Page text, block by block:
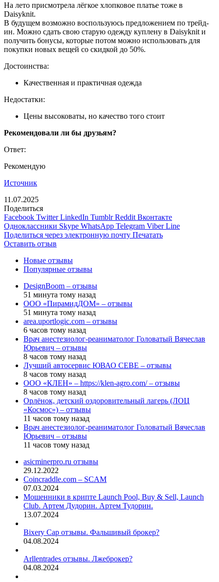
На лето присмотрела лёгкое хлопковое платье тоже в
Daisyknit.
В будущем возможно воспользуюсь предложением по трейд-
ин. Можно сдать свою старую одежду куплену в Daisyknit и
получить бонусы, которые потом можно использовать для
покупки новых вещей со скидкой до 50%.
Достоинства:
Качественная и практичная одежда
Недостатки:
Цены высоковаты, но качество того стоит
Рекомендовали ли бы друзьям?
Ответ:
Рекомендую
Источник
11.07.2025
Поделиться
Facebook Twitter LinkedIn Tumblr Reddit Вконтакте
Одноклассники Skype WhatsApp Telegram Viber Line
Поделиться через электронную почту Печатать
Оставить отзыв
Новые отзывы
Популярные отзывы
DesignBoom – отзывы
51 минута тому назад
ООО «ПирамидДОМ» – отзывы
51 минута тому назад
area.uportlogic.com – отзывы
6 часов тому назад
Врач анестезиолог-реаниматолог Головатый Вячеслав
Юрьевич – отзывы
8 часов тому назад
Лучший автосервис ЮВАО CEBE – отзывы
8 часов тому назад
ООО «КЛЕН» – https://klen-agro.com/ – отзывы
8 часов тому назад
Орлёнок, детский оздоровительный лагерь (ЛОЦ
«Космос») – отзывы
11 часов тому назад
Врач анестезиолог-реаниматолог Головатый Вячеслав
Юрьевич – отзывы
11 часов тому назад
asicminerpro.ru отзывы
29.12.2022
Coincraddle.com – SCAM
07.03.2024
Мошенники в крипте Launch Pool, Buy & Sell, Launch
Club. Артем Дудорин. Артем Тудорин.
13.07.2024
Bixery Cap отзывы. Фальшивый брокер?
04.08.2024
Arllentrades отзывы. Лжеброкер?
04.08.2024